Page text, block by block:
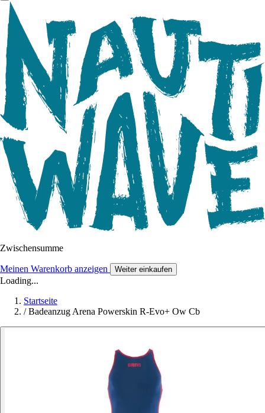
Zwischensumme
Meinen Warenkorb anzeigen Weiter einkaufen
Loading...
Startseite
/ Badeanzug Arena Powerskin R-Evo+ Ow Cb